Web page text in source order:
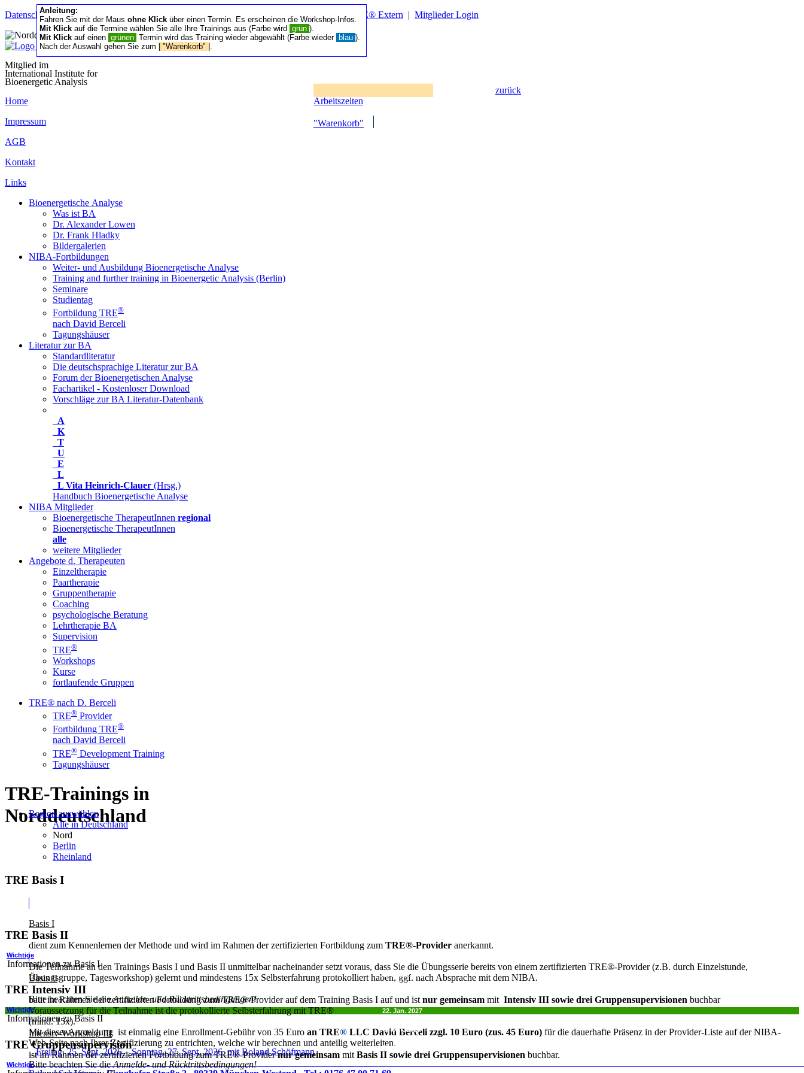
Datenschutz/Nutzung| Satzung | Ethik-Richtlinien | Tagungshäuser Basis II‑Login| TRE® Extern | Mitglieder Login
Mitglied im
International Institute for
Bioenergetic Analysis
Home
Impressum
AGB
Kontakt
Links
Bioenergetische Analyse
Was ist BA
Dr. Alexander Lowen
Dr. Frank Hladky
Bildergalerien
NIBA-Fortbildungen
Weiter- und Ausbildung Bioenergetische Analyse
Training and further training in Bioenergetic Analysis (Berlin)
Seminare
Studientag
Fortbildung TRE®
nach David Berceli
Tagungshäuser
Literatur zur BA
Standardliteratur
Die deutschsprachige Literatur zur BA
Forum der Bioenergetischen Analyse
Fachartikel - Kostenloser Download
Vorschläge zur BA Literatur-Datenbank
A
K
T
U
E
L
L Vita Heinrich-Clauer (Hrsg.)
Handbuch Bioenergetische Analyse
NIBA Mitglieder
Bioenergetische TherapeutInnen regional
Bioenergetische TherapeutInnen
alle
weitere Mitglieder
Angebote d. Therapeuten
Einzeltherapie
Paartherapie
Gruppentherapie
Coaching
psychologische Beratung
Lehrtherapie BA
Supervision
TRE®
Workshops
Kurse
fortlaufende Gruppen
TRE® nach D. Berceli
TRE® Provider
Fortbildung TRE®
nach David Berceli
TRE® Development Training
Tagungshäuser
zurück
Arbeitszeiten
"Warenkorb"
TRE-Trainings in
Norddeutschland
Region auswählen
Alle in Deutschland
Nord
Berlin
Rheinland
TRE Basis I
Basis I
dient zum Kennenlernen der Methode und wird im Rahmen der zertifizierten Fortbildung zum TRE®-Provider anerkannt.
Die Teilnahme an den Trainings Basis I und Basis II unmittelbar nacheinander setzt voraus, dass Sie die Übungsserie bereits von einem zertifizierten TRE®-Provider (z.B. durch Einzelstunde,
Übungsgruppe, Tagesworkshop) gelernt und mindestens 15x Selbsterfahrung protokolliert haben, ggf. nach Absprache mit dem NIBA.
Bitte beachten Sie dieAnmelde- und Rücktrittsbedingungen!
Freitag, 25. Sept. 2026 – Sonntag, 27. Sept. 2026 mit Roland Schöfmann
Wichtige
Informationen zu Basis I
25. Sept. 2026
16. Okt. 2026
11. Dez. 2026
22. Jan. 2027
9. April 2027
TRE Basis II
Basis II
baut im Rahmen der zertifizierten Fortbildung zum TRE®-Provider auf dem Training Basis I auf und ist nur gemeinsam mit Intensiv III sowie drei Gruppensupervisionen buchbar
Voraussetzung für die Teilnahme ist die protokollierte Selbsterfahrung mit TRE®
(mind. 15x).
Mit dieser Anmeldung ist einmalig eine Enrollment-Gebühr von 35 Euro an TRE® LLC David Berceli zzgl. 10 Euro (zus. 45 Euro) für die dauerhafte Präsenz in der Provider-Liste auf der NIBA-
Web-Seite nach Ihrer Zertifizierung zu entrichten, welche wir berechnen und anteilig weiterleiten.
Bitte beachten Sie dieAnmelde- und Rücktrittsbedingungen!
Wichtige
Informationen zu Basis II
9. Okt. 2026
26. Feb. 2027
21. Mai 2027
TRE Intensiv III
Intensiv-Workshop III
ist im Rahmen der zertifizierten Fortbildung zum TRE®-Providernur gemeinsam mit Basis II sowie drei Gruppensupervisionen buchbar.
Wichtige
TRE Gruppensupervision
Anleitung:
Fahren Sie mit der Maus ohne Klick über einen Termin. Es erscheinen die Workshop-Infos.
Mit Klick auf die Termine wählen Sie alle Ihre Trainings aus (Farbe wird grün ).
Mit Klick auf einen grünen Termin wird das Training wieder abgewählt (Farbe wieder blau ).
Nach der Auswahl gehen Sie zum
| "Warenkorb" | .